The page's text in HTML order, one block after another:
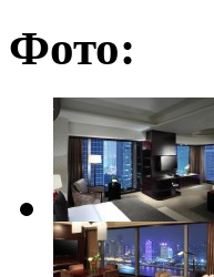
Фото: